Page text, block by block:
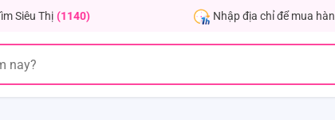
Siêu Thị (1140) Nhập địa chỉ để mua